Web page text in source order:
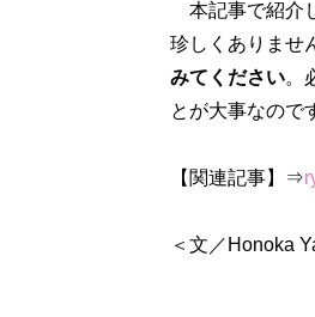
本記事で紹介
珍しくありませ
みてください。
とが大事なので
【関連記事】⇒
＜文／Honoka